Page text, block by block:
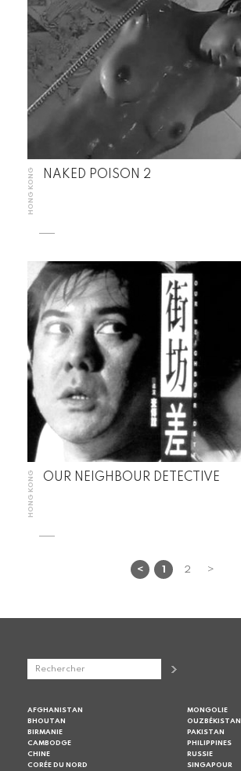
HONG KONG NAKED POISON 2
HONG KONG OUR NEIGHBOUR DETECTIVE
< 1 2 >
AFGHANISTAN
BHOUTAN
BIRMANIE
CAMBODGE
CHINE
CORÉE DU NORD
MONGOLIE
OUZBÉKISTAN
PAKISTAN
PHILIPPINES
RUSSIE
SINGAPOUR